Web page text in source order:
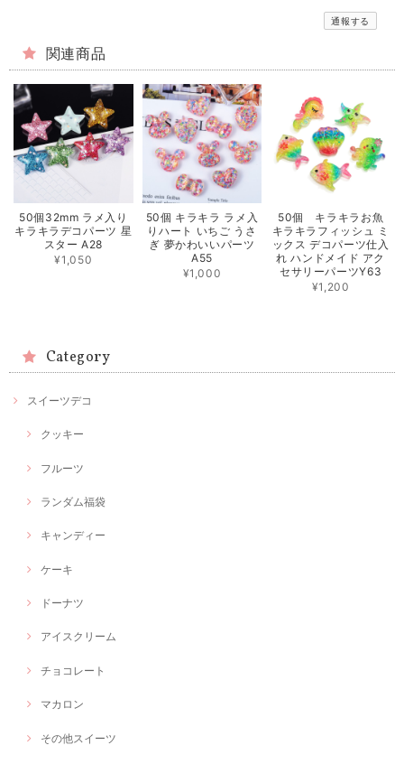
通報する
関連商品
50個32mm ラメ入り
キラキラデコパーツ 星
スター A28
¥1,050
50個 キラキラ ラメ入
りハート いちご うさ
ぎ 夢かわいいパーツ
A55
¥1,000
50個 キラキラお魚
キラキラフィッシュ ミ
ックス デコパーツ仕入
れ ハンドメイド アク
セサリーパーツY63
¥1,200
Category
スイーツデコ
クッキー
フルーツ
ランダム福袋
キャンディー
ケーキ
ドーナツ
アイスクリーム
チョコレート
マカロン
その他スイーツ